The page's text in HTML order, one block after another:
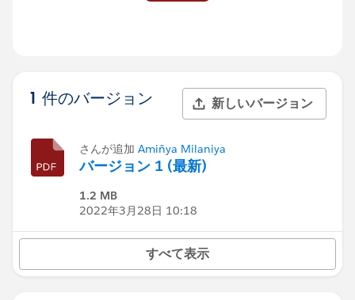
1 件のバージョン 新しいバージョン
さんが追加 Amiñya Milaniya
バージョン 1 (最新)
1.2 MB
2022年3月28日 10:18
すべて表示